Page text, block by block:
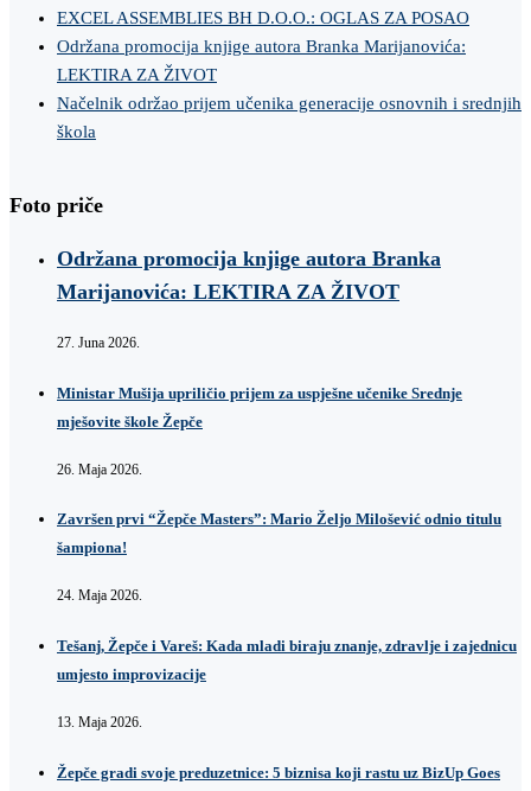
EXCEL ASSEMBLIES BH D.O.O.: OGLAS ZA POSAO
Održana promocija knjige autora Branka Marijanovića:
LEKTIRA ZA ŽIVOT
Načelnik održao prijem učenika generacije osnovnih i srednjih
škola
Foto priče
Održana promocija knjige autora Branka
Marijanovića: LEKTIRA ZA ŽIVOT
27. Juna 2026.
Ministar Mušija upriličio prijem za uspješne učenike Srednje
mješovite škole Žepče
26. Maja 2026.
Završen prvi “Žepče Masters”: Mario Željo Milošević odnio titulu
šampiona!
24. Maja 2026.
Tešanj, Žepče i Vareš: Kada mladi biraju znanje, zdravlje i zajednicu
umjesto improvizacije
13. Maja 2026.
Žepče gradi svoje preduzetnice: 5 biznisa koji rastu uz BizUp Goes